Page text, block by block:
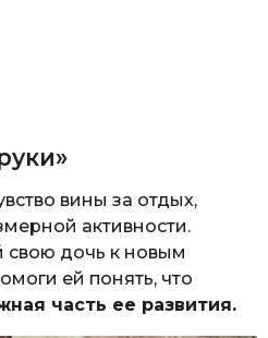
вины за отдых,
активности.
свою дочь к новым
ей понять, что
часть ее развития.